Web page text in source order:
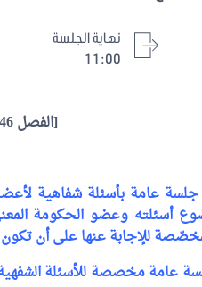
نهاية الجلسة
11:00
[الفصل 146]
عامة بأسئلة شفاهية
أسئلته وعضو الحكومة
للإجابة عنها على أن
مخصصة للأسئلة الشفهية